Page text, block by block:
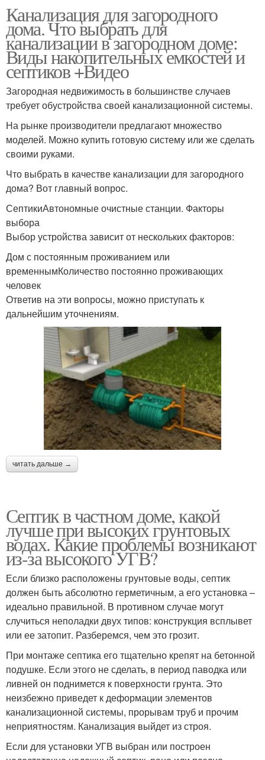
Канализация для загородного
дома. Что выбрать для
канализации в загородном доме:
Виды накопительных емкостей и
септиков +Видео
Загородная недвижимость в большинстве случаев
требует обустройства своей канализационной системы.
На рынке производители предлагают множество
моделей. Можно купить готовую систему или же сделать
своими руками.
Что выбрать в качестве канализации для загородного
дома? Вот главный вопрос.
СептикиАвтономные очистные станции. Факторы
выбора
Выбор устройства зависит от нескольких факторов:
Дом с постоянным проживанием или
временнымКоличество постоянно проживающих
человек
Ответив на эти вопросы, можно приступать к
дальнейшим уточнениям.
читать дальше →
Септик в частном доме, какой
лучше при высоких грунтовых
водах. Какие проблемы возникают
из-за высокого УГВ?
Если близко расположены грунтовые воды, септик
должен быть абсолютно герметичным, а его установка –
идеально правильной. В противном случае могут
случиться неполадки двух типов: конструкция всплывет
или ее затопит. Разберемся, чем это грозит.
При монтаже септика его тщательно крепят на бетонной
подушке. Если этого не сделать, в период паводка или
ливней он поднимется к поверхности грунта. Это
неизбежно приведет к деформации элементов
канализационной системы, прорывам труб и прочим
неприятностям. Канализация выйдет из строя.
Если для установки УГВ выбран или построен